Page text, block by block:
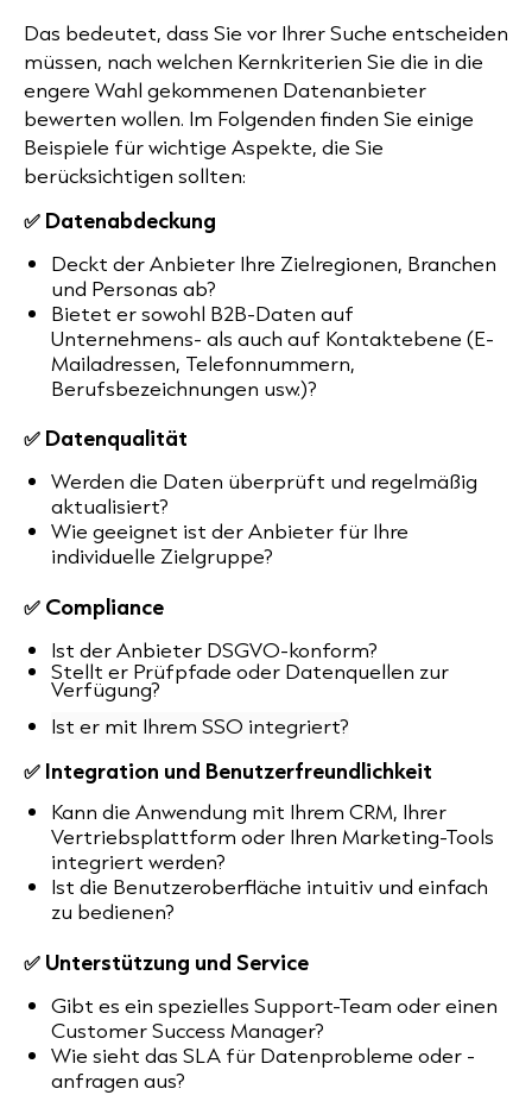
Das bedeutet, dass Sie vor Ihrer Suche entscheiden
müssen, nach welchen Kernkriterien Sie die in die
engere Wahl gekommenen Datenanbieter
bewerten wollen. Im Folgenden finden Sie einige
Beispiele für wichtige Aspekte, die Sie
berücksichtigen sollten:
✅ Datenabdeckung
Deckt der Anbieter Ihre Zielregionen, Branchen
und Personas ab?
Bietet er sowohl B2B-Daten auf
Unternehmens- als auch auf Kontaktebene (E-
Mailadressen, Telefonnummern,
Berufsbezeichnungen usw.)?
✅ Datenqualität
Werden die Daten überprüft und regelmäßig
aktualisiert?
Wie geeignet ist der Anbieter für Ihre
individuelle Zielgruppe?
✅ Compliance
Ist der Anbieter DSGVO-konform?
Stellt er Prüfpfade oder Datenquellen zur
Verfügung?
Ist er mit Ihrem SSO integriert?
✅ Integration und Benutzerfreundlichkeit
Kann die Anwendung mit Ihrem CRM, Ihrer
Vertriebsplattform oder Ihren Marketing-Tools
integriert werden?
Ist die Benutzeroberfläche intuitiv und einfach
zu bedienen?
✅ Unterstützung und Service
Gibt es ein spezielles Support-Team oder einen
Customer Success Manager?
Wie sieht das SLA für Datenprobleme oder -
anfragen aus?